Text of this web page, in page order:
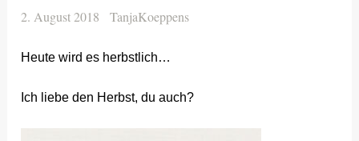
2. August 2018 TanjaKoeppens
Heute wird es herbstlich…
Ich liebe den Herbst, du auch?